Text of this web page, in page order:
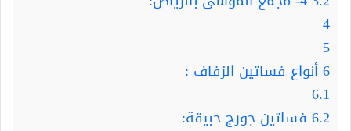
4
5
6أنواع فساتين الزفاف :
6.1
6.2 فساتين جورج حبيقة: